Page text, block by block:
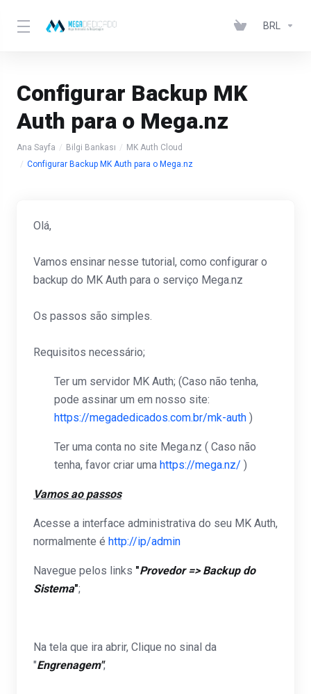
BRL
Configurar Backup MK
Auth para o Mega.nz
Ana Sayfa Bilgi Bankası
MK Auth Cloud
Configurar Backup MK Auth para o Mega.nz
Olá,
Vamos ensinar nesse tutorial, como configurar o
backup do MK Auth para o serviço Mega.nz
Os passos são simples.
Requisitos necessário;
Ter um servidor MK Auth; (Caso não tenha,
pode assinar um em nosso site:
https://megadedicados.com.br/mk-auth )
Ter uma conta no site Mega.nz ( Caso não
tenha, favor criar uma https://mega.nz/ )
Vamos ao passos
Acesse a interface administrativa do seu MK Auth,
normalmente é http://ip/admin
Navegue pelos links "Provedor => Backup do
Sistema";
Na tela que ira abrir, Clique no sinal da
"Engrenagem";